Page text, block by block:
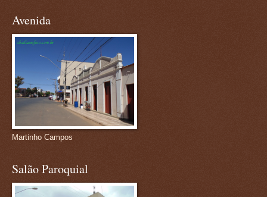
Avenida
Martinho Campos
Salão Paroquial